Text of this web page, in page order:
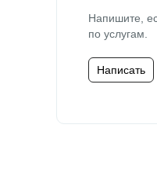
Напишите,
по услугам.
Написать